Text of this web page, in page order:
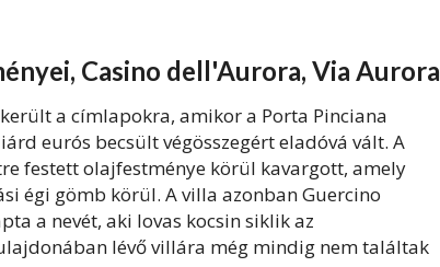
Casino dell'Aurora, Via Aurora
a címlapokra, amikor a Porta Pinciana
eurós becsült végösszegért eladóvá vált. A
festett olajfestménye körül kavargott, amely
égi gömb körül. A villa azonban Guercino
a nevét, aki lovas kocsin siklik az
lévő villára még mindig nem találtak